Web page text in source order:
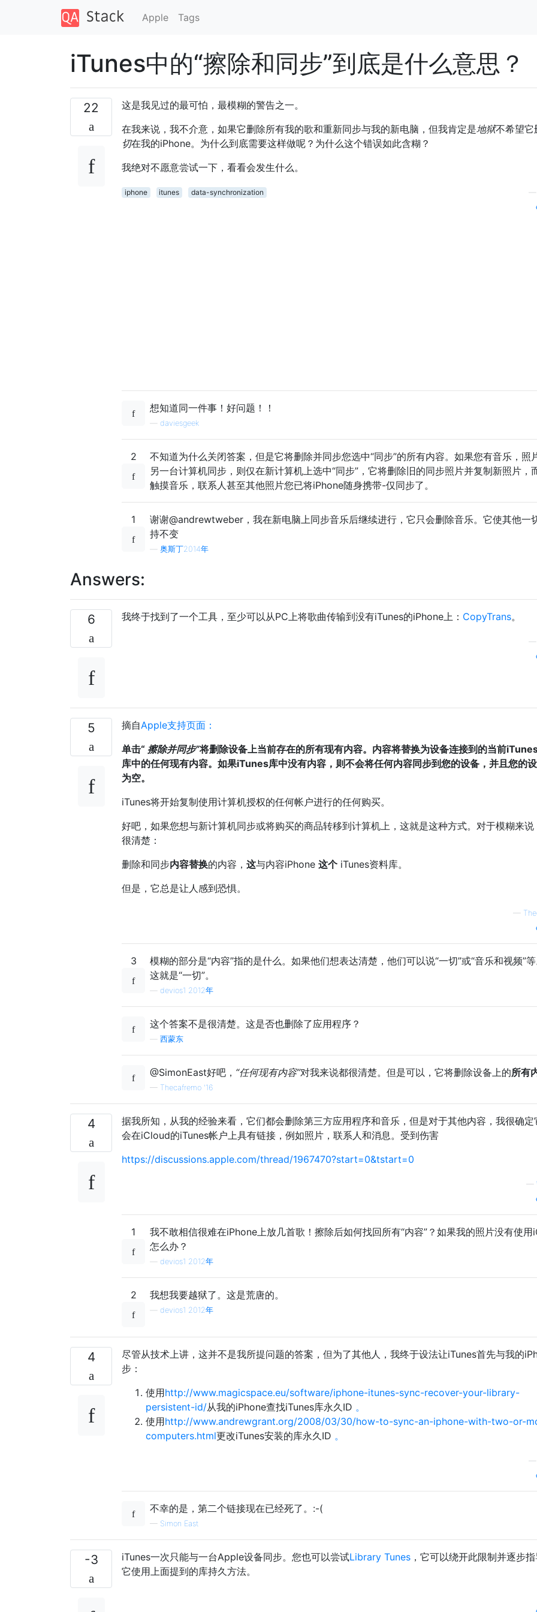
Apple Tags
iTunes中的“擦除和同步”到底是什么意思？
22
这是我见过的最可怕，最模糊的警告之一。
在我来说，我不介意，如果它删除所有我的歌和重新同步与我的新电脑，但我肯定是地狱不希望它
切在我的iPhone。为什么到底需要这样做呢？为什么这个错误如此含糊？
我绝对不愿意尝试一下，看看会发生什么。
iphone itunes data-synchronization
想知道同一件事！好问题！！
daviesgeek
2
不知道为什么关闭答案，但是它将删除并同步您选中“同步”的所有内容。如果您有音乐，照
另一台计算机同步，则仅在新计算机上选中“同步”，它将删除旧的同步照片并复制新照片，
触摸音乐，联系人甚至其他照片您已将iPhone随身携带-仅同步了。
1
谢谢@andrewtweber，我在新电脑上同步音乐后继续进行，它只会删除音乐。它使其他一
持不变
奥斯丁2014年
Answers:
6 我终于找到了一个工具，至少可以从PC上将歌曲传输到没有iTunes的iPhone上： CopyTrans。
5 摘自Apple支持页面：
单击“ 擦除并同步”将删除设备上当前存在的所有现有内容。内容将替换为设备连接到的当前
库中的任何现有内容。如果iTunes库中没有内容，则不会将任何内容同步到您的设备，并且您的
为空。
iTunes将开始复制使用计算机授权的任何帐户进行的任何购买。
好吧，如果您想与新计算机同步或将购买的商品转移到计算机上，这就是这种方式。对于模糊来说
很清楚：
删除和同步内容替换的内容， 这与内容iPhone 这个 iTunes资料库。
但是，它总是让人感到恐惧。
—
3
模糊的部分是“内容”指的是什么。如果他们想表达清楚，他们可以说“一切”或“音乐和视频”
这就是“一切”。
devios1 2012年
这个答案不是很清楚。这是否也删除了应用程序？
西蒙东
@SimonEast好吧， “任何现有内容”对我来说都很清楚。但是可以，它将删除设备上的所有
— Thecafremo '16
4
据我所知，从我的经验来看，它们都会删除第三方应用程序和音乐，但是对于其他内容，我很确定
会在iCloud的iTunes帐户上具有链接，例如照片，联系人和消息。受到伤害
https://discussions.apple.com/thread/1967470?start=0&tstart=0
—
1
我不敢相信很难在iPhone上放几首歌！擦除后如何找回所有“内容”？如果我的照片没有使用
怎么办？
devios1 2012年
2 我想我要越狱了。这是荒唐的。
devios1 2012年
4
尽管从技术上讲，这并不是我所提问题的答案，但为了其他人，我终于设法让iTunes首先与我的
步：
使用http://www.magicspace.eu/software/iphone-itunes-sync-recover-your-library-
persistent-id/从我的iPhone查找iTunes库永久ID 。
使用http://www.andrewgrant.org/2008/03/30/how-to-sync-an-iphone-with-two-or-
computers.html更改iTunes安装的库永久ID 。
不幸的是，第二个链接现在已经死了。:-(
— Simon East
-3 iTunes一次只能与一台Apple设备同步。您也可以尝试Library Tunes ，它可以绕开此限制并逐步指
它使用上面提到的库持久方法。